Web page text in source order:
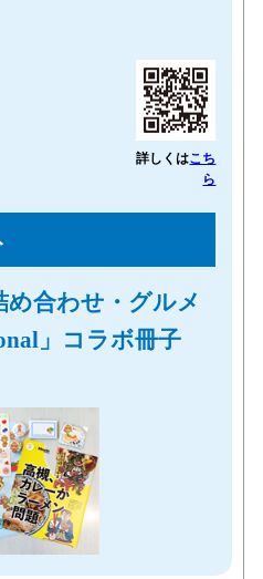
詳しくはこち
ら
合わせ・グルメ
」コラボ冊子